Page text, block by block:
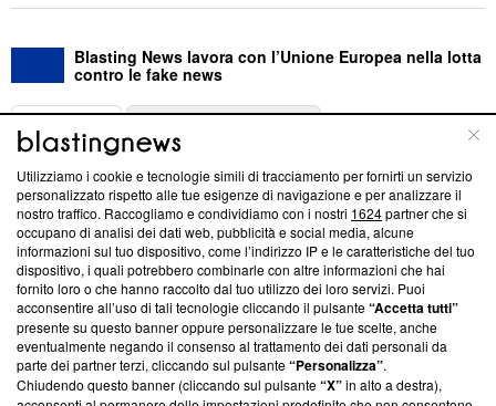
Blasting News lavora con l’Unione Europea nella lotta
contro le fake news
ABOUT
Questa sezione offre informazioni trasparenti su Blasting
News, sui nostri processi editoriali e su come ci impegniamo a
creare news di qualità. Inoltre, afferma la nostra aderenza a
‘Trust Project - News with Integrity’Blasting News non è
ancora membro del programma, ma ha richiesto di farne
parte; Trust Project non ha ancora effettuato una verifica di
conformità agli standard.
Su di noi
Utilizziamo i cookie e tecnologie simili di tracciamento per fornirti un servizio
personalizzato rispetto alle tue esigenze di navigazione e per analizzare il
nostro traffico. Raccogliamo e condividiamo con i nostri 1624partner che si
occupano di analisi dei dati web, pubblicità e social media, alcune
informazioni sul tuo dispositivo, come l’indirizzo IP e le caratteristiche del tuo
dispositivo, i quali potrebbero combinarle con altre informazioni che hai
fornito loro o che hanno raccolto dal tuo utilizzo dei loro servizi. Puoi
acconsentire all’uso di tali tecnologie cliccando il pulsante“Accetta tutti”
presente su questo banner oppure personalizzare le tue scelte, anche
eventualmente negando il consenso al trattamento dei dati personali da
parte dei partner terzi, cliccando sul pulsante“Personalizza”.
Chiudendo questo banner (cliccando sul pulsante“X”in alto a destra),